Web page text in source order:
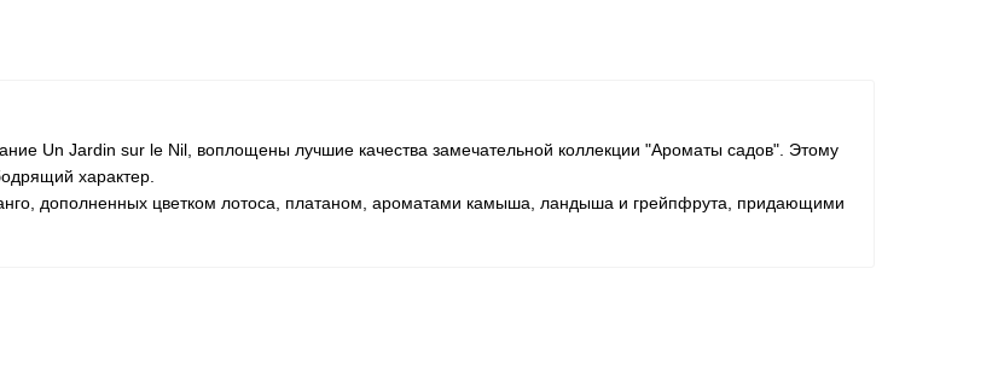
Un Jardin sur le Nil, воплощены лучшие качества замечательной коллекции "Ароматы садов". Этому
характер.
дополненных цветком лотоса, платаном, ароматами камыша, ландыша и грейпфрута, придающими